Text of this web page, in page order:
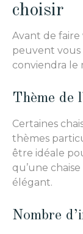
choisir
Avant de faire
peuvent vous
conviendra le
Thème de
Certaines
thèmes
être idéale
qu’une chaise
élégant.
Nombre